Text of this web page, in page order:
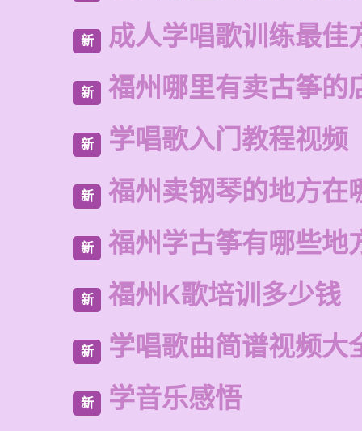
新 成人学唱歌训练最佳
新 福州哪里有卖古筝的
新 学唱歌入门教程视频
新 福州卖钢琴的地方在
新 福州学古筝有哪些地
新 福州K歌培训多少钱
新 学唱歌曲简谱视频大
新 学音乐感悟